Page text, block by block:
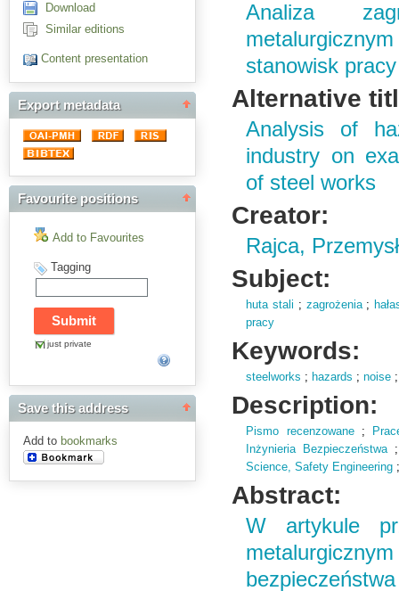
Download
Similar editions
Content presentation
Export metadata
Favourite positions
Add to Favourites
Tagging
just private
Save this address
Add to bookmarks
Analiza
stanowisk
Alternative
Analysis of
industry on
of steel works
Creator:
Rajca,
Subject:
huta stali ; zagrożenia;
pracy
Keywords:
steelworks ; hazards ;noise
Description:
Pismo recenzowane;
Inżynieria Bezpieczeństwa
Science, Safety Engineering
Abstract:
W artykule